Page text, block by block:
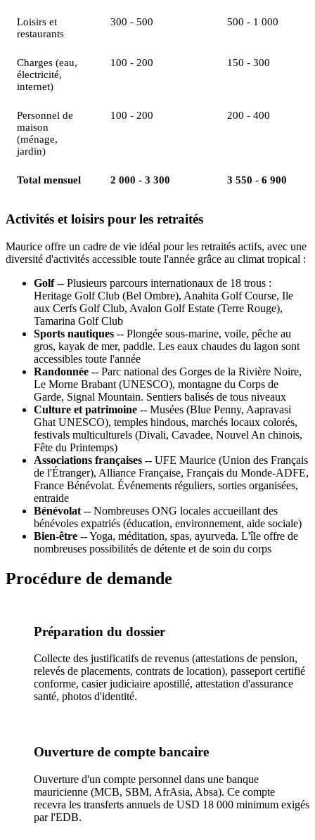
Loisirs et
restaurants
300 - 500 500 - 1 000
Charges (eau,
électricité,
internet)
100 - 200 150 - 300
Personnel de
maison
(ménage,
jardin)
100 - 200 200 - 400
Total mensuel 2 000 - 3 300 3 550 - 6 900
Activités et loisirs pour les retraités
Maurice offre un cadre de vie idéal pour les retraités actifs, avec une
diversité d'activités accessible toute l'année grâce au climat tropical :
Golf-- Plusieurs parcours internationaux de 18 trous :
Heritage Golf Club (Bel Ombre), Anahita Golf Course, Ile
aux Cerfs Golf Club, Avalon Golf Estate (Terre Rouge),
Tamarina Golf Club
Sports nautiques -- Plongée sous-marine, voile, pêche au
gros, kayak de mer, paddle. Les eaux chaudes du lagon sont
accessibles toute l'année
Randonnée -- Parc national des Gorges de la Rivière Noire,
Le Morne Brabant (UNESCO), montagne du Corps de
Garde, Signal Mountain. Sentiers balisés de tous niveaux
Culture et patrimoine -- Musées (Blue Penny, Aapravasi
Ghat UNESCO), temples hindous, marchés locaux colorés,
festivals multiculturels (Divali, Cavadee, Nouvel An chinois,
Fête du Printemps)
Associations françaises -- UFE Maurice (Union des Français
de l'Étranger), Alliance Française, Français du Monde-ADFE,
France Bénévolat. Événements réguliers, sorties organisées,
entraide
Bénévolat -- Nombreuses ONG locales accueillant des
bénévoles expatriés (éducation, environnement, aide sociale)
Bien-être -- Yoga, méditation, spas, ayurveda. L'île offre de
nombreuses possibilités de détente et de soin du corps
Procédure de demande
Préparation du dossier
Collecte des justificatifs de revenus (attestations de pension,
relevés de placements, contrats de location), passeport certifié
conforme, casier judiciaire apostillé, attestation d'assurance
santé, photos d'identité.
Ouverture de compte bancaire
Ouverture d'un compte personnel dans une banque
mauricienne (MCB, SBM, AfrAsia, Absa). Ce compte
recevra les transferts annuels de USD 18 000 minimum exigés
par l'EDB.